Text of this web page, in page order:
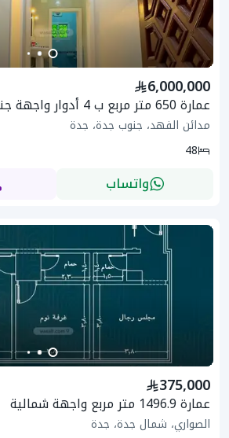
6,000,000
عمارة 650 متر مربع ب 4 أدوار واجهة جنوبية
مدائن الفهد، جنوب جدة، جدة
48
واتساب
375,000
عمارة 1496.9 متر مربع واجهة شمالية
الصواري، شمال جدة، جدة